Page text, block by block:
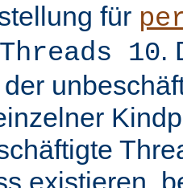
für
10.
existieren,